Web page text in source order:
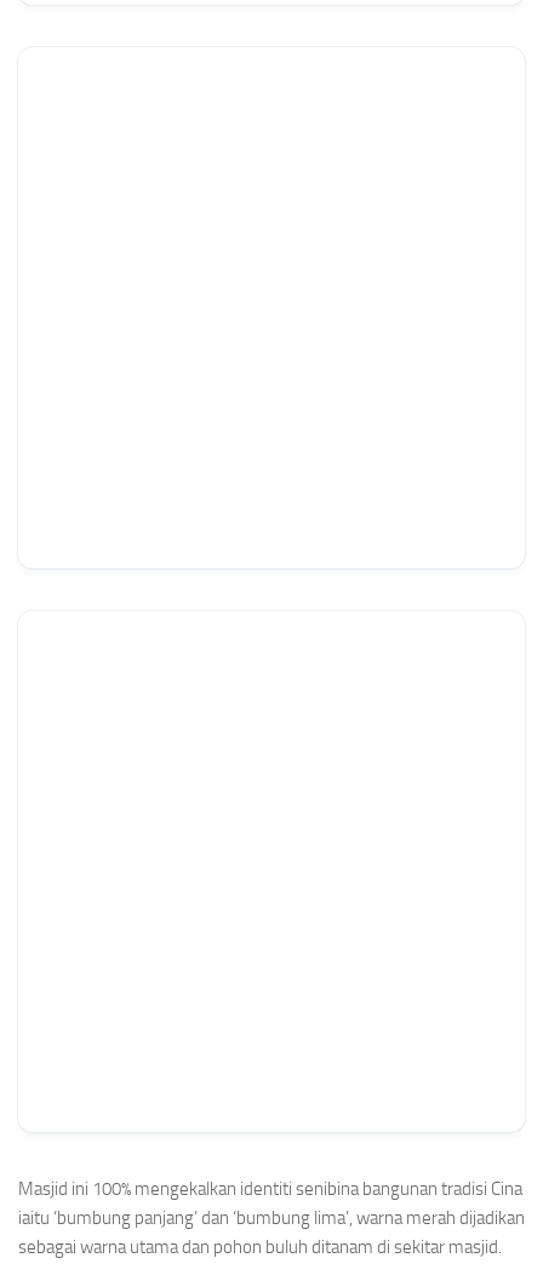
Masjid ini 100% mengekalkan identiti senibina bangunan tradisi Cina
iaitu ‘bumbung panjang’ dan ‘bumbung lima’, warna merah dijadikan
sebagai warna utama dan pohon buluh ditanam di sekitar masjid.